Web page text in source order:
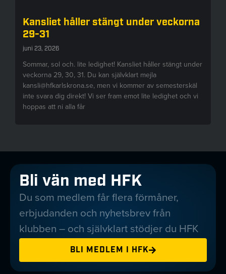
Kansliet håller stängt under veckorna
29-31
juni 23, 2026
Sommar, sol och. lite ledighet! Kansliet håller stängt under
veckorna 29, 30, 31. Du kan självklart mejla
kansli@hfkarlskrona.se, men vi kommer av semesterskäl
inte svara dig direkt! Vi ser fram emot lite ledighet och vi
hoppas att ni alla får
Bli vän med HFK
Du som medlem får flera förmåner,
erbjudanden och nyhetsbrev från
klubben – och självklart stödjer du HFK
BLI MEDLEM I HFK